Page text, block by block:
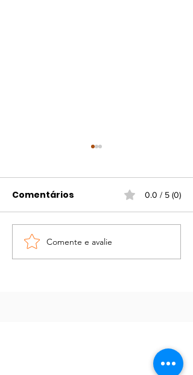
Vinho na Vila
Comentários 0.0 / 5 (0)
Comente e avalie